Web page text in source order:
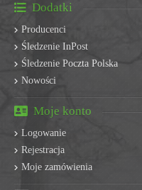
Dodatki
Producenci
Śledzenie InPost
Śledzenie Poczta Polska
Nowości
Moje konto
Logowanie
Rejestracja
Moje zamówienia